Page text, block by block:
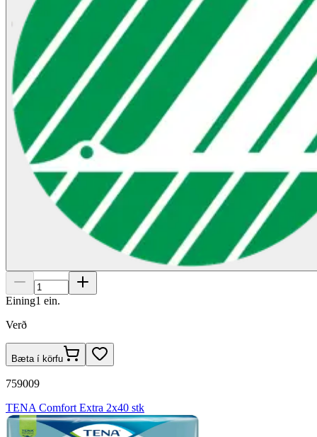
Eining1 ein.
Verð
Bæta í körfu
759009
TENA Comfort Extra 2x40 stk